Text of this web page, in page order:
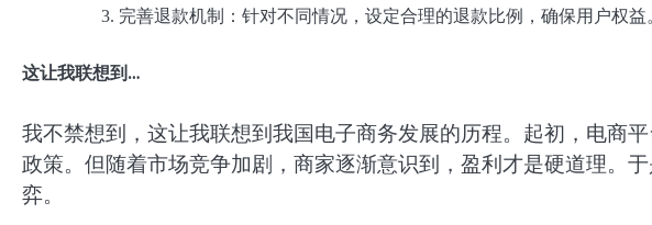
完善退款机制：针对不同情况，设定合理的退款比例，确保用户权益
这让我联想到…
我不禁想到，这让我联想到我国电子商务发展的历程。起初，电商
政策。但随着市场竞争加剧，商家逐渐意识到，盈利才是硬道理。
弈。